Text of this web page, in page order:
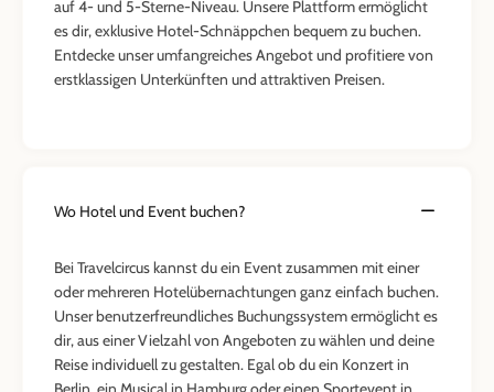
auf 4- und 5-Sterne-Niveau. Unsere Plattform ermöglicht
es dir, exklusive Hotel-Schnäppchen bequem zu buchen.
Entdecke unser umfangreiches Angebot und profitiere von
erstklassigen Unterkünften und attraktiven Preisen.
Wo Hotel und Event buchen?
Bei Travelcircus kannst du ein Event zusammen mit einer
oder mehreren Hotelübernachtungen ganz einfach buchen.
Unser benutzerfreundliches Buchungssystem ermöglicht es
dir, aus einer Vielzahl von Angeboten zu wählen und deine
Reise individuell zu gestalten. Egal ob du ein Konzert in